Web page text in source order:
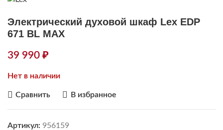
Электрический духовой шкаф Lex EDP
671 BL MAX
39 990 ₽
Нет в наличии
Сравнить В избранное
Артикул: 956159